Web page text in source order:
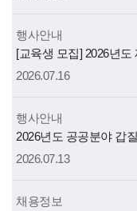
행사안내
제
목
[교육생 모집] 2026년
2026.07.16
행사안내
제
목
2026년도 공공분야 갑
2026.07.13
채용정보